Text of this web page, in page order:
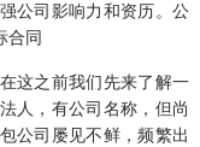
公司影响力和资历。公
合同
这之前我们先来了解一
人，有公司名称，但尚
公司屡见不鲜，频繁出